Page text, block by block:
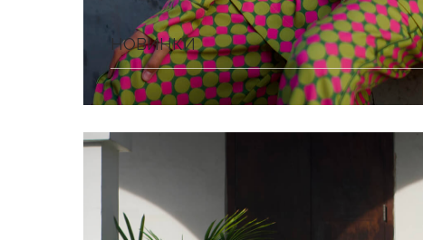
НОВИНКИ